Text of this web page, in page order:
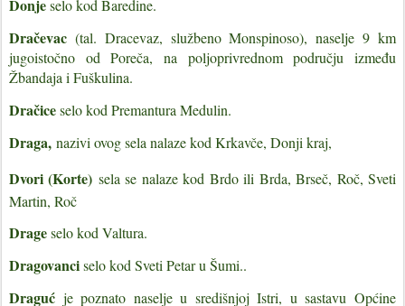
Donjeselo kod Baredine.
Dračevac (tal. Dracevaz, službeno Monspinoso), naselje 9 km
jugoistočno od Poreča, na poljoprivrednom području između
Žbandaja i Fuškulina.
Dračiceselo kod Premantura Medulin.
Draga, nazivi ovog sela nalaze kod Krkavče, Donji kraj,
Dvori (Korte) sela se nalaze kod Brdo ili Brda, Brseč, Roč, Sveti
Martin, Roč
Drageselo kod Valtura.
Dragovanciselo kod Sveti Petar u Šumi..
Draguć je poznato naselje u središnjoj Istri, u sastavu Općine